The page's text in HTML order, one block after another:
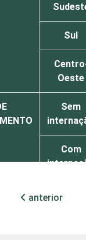
Sul
Oeste
Sem
Com
anterior